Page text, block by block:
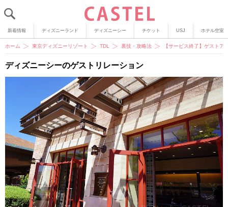
新着情報 ディズニーランド ディズニーシー チケット USJ ホテル空室
ホーム 東京ディズニーリゾート TDL 裏技・攻略法 【サービス終了】ゲスト
ディズニーシーのゲストリレーション